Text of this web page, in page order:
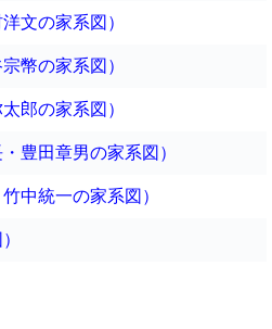
文の家系図）
幣の家系図）
郎の家系図）
豊田章男の家系図）
中統一の家系図）